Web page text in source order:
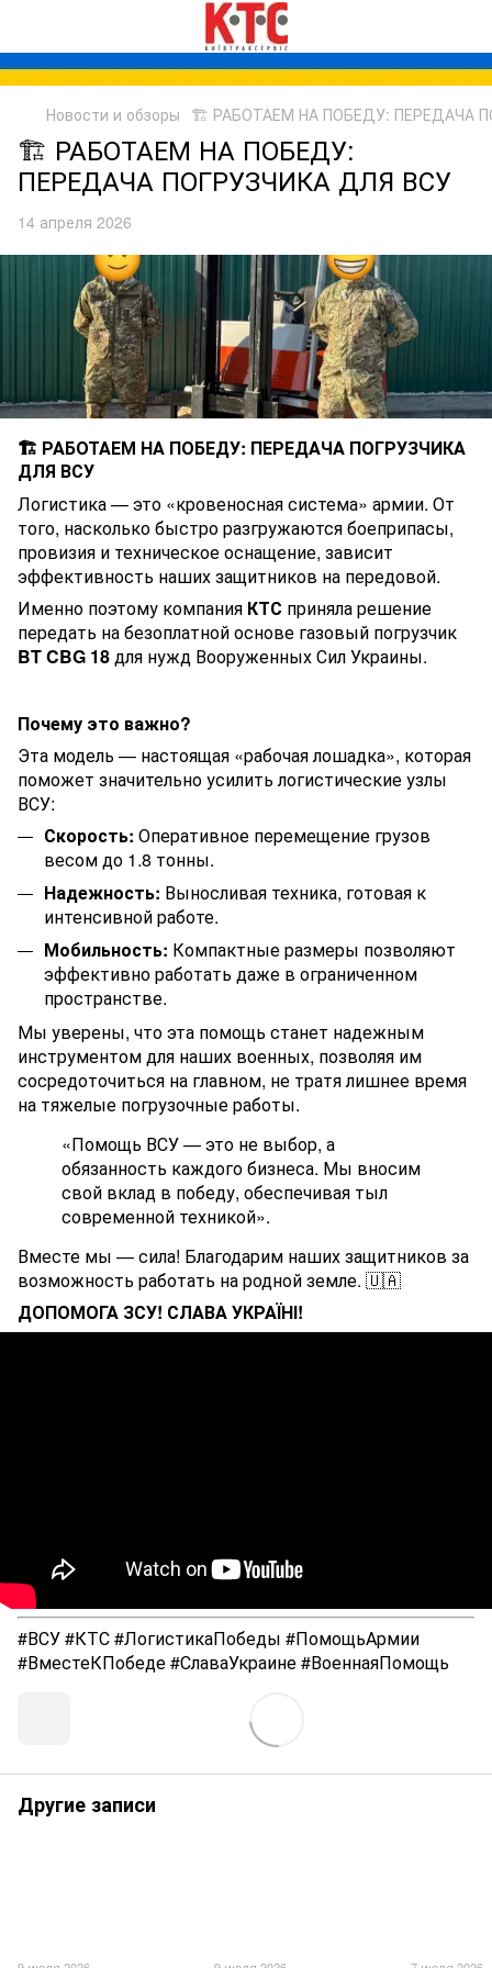
Новости и обзоры 🏗️ РАБОТАЕМ НА ПОБЕДУ: ПЕРЕДАЧА
🏗️ РАБОТАЕМ НА ПОБЕДУ:
ПЕРЕДАЧА ПОГРУЗЧИКА ДЛЯ ВСУ
14 апреля 2026
🏗️ РАБОТАЕМ НА ПОБЕДУ: ПЕРЕДАЧА ПОГРУЗЧИКА
ДЛЯ ВСУ
Логистика — это «кровеносная система» армии. От
того, насколько быстро разгружаются боеприпасы,
провизия и техническое оснащение, зависит
эффективность наших защитников на передовой.
Именно поэтому компания КТС приняла решение
передать на безоплатной основе газовый погрузчик
BT CBG 18для нужд Вооруженных Сил Украины.
Почему это важно?
Эта модель — настоящая «рабочая лошадка», которая
поможет значительно усилить логистические узлы
ВСУ:
Скорость: Оперативное перемещение грузов
весом до 1.8 тонны.
Надежность: Выносливая техника, готовая к
интенсивной работе.
Мобильность: Компактные размеры позволяют
эффективно работать даже в ограниченном
пространстве.
Мы уверены, что эта помощь станет надежным
инструментом для наших военных, позволяя им
сосредоточиться на главном, не тратя лишнее время
на тяжелые погрузочные работы.
«Помощь ВСУ — это не выбор, а
обязанность каждого бизнеса. Мы вносим
свой вклад в победу, обеспечивая тыл
современной техникой».
Вместе мы — сила! Благодарим наших защитников за
возможность работать на родной земле. 🇺🇦
ДОПОМОГА ЗСУ! СЛАВА УКРАЇНІ!
#ВСУ #КТС #ЛогистикаПобеды #ПомощьАрмии
#ВместеКПобеде #СлаваУкраине #ВоеннаяПомощь
Другие записи